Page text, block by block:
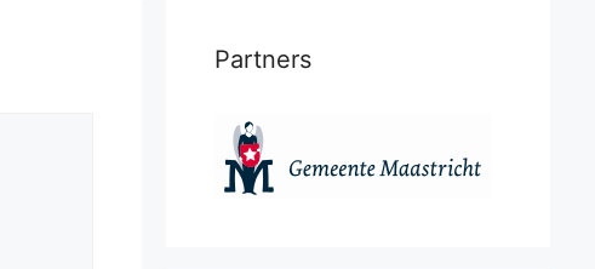
Partners